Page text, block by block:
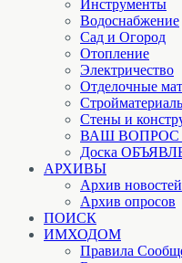
Инструменты
Водоснабжение
Сад и Огород
Отопление
Электричество
Отделочные
Стены и
ВАШ ВОПРОС
Доска
АРХИВЫ
Архив новостей
Архив опросов
ПОИСК
ИМХОДОМ
Правила